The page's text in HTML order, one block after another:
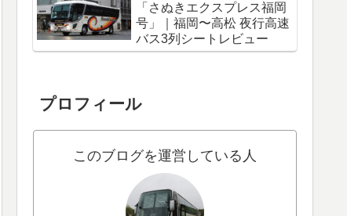
「さぬきエクスプレス福岡
号」｜福岡〜高松 夜行高速
バス3列シートレビュー
プロフィール
このブログを運営している人